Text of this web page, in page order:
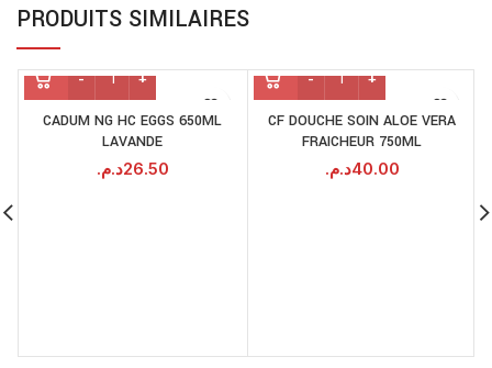
PRODUITS SIMILAIRES
CADUM NG HC EGGS 650ML
LAVANDE
26.50د.م.
CF DOUCHE SOIN ALOE VERA
FRAICHEUR 750ML
40.00د.م.